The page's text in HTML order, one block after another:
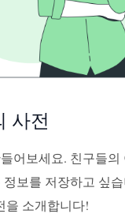
사전
어보세요. 친구들의
보를 저장하고 싶
을 소개합니다!